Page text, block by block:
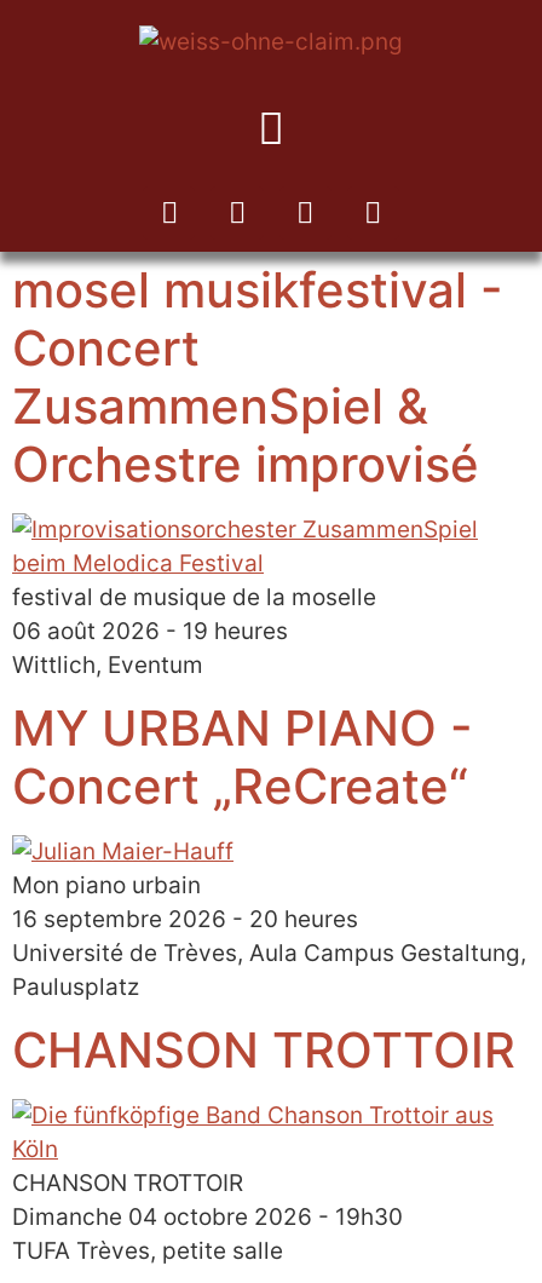
mosel musikfestival -
Concert
ZusammenSpiel &
Orchestre improvisé
festival de musique de la moselle
06 août 2026 - 19 heures
Wittlich, Eventum
MY URBAN PIANO -
Concert „ReCreate“
Mon piano urbain
16 septembre 2026 - 20 heures
Université de Trèves, Aula Campus Gestaltung,
Paulusplatz
CHANSON TROTTOIR
CHANSON TROTTOIR
Dimanche 04 octobre 2026 - 19h30
TUFA Trèves, petite salle